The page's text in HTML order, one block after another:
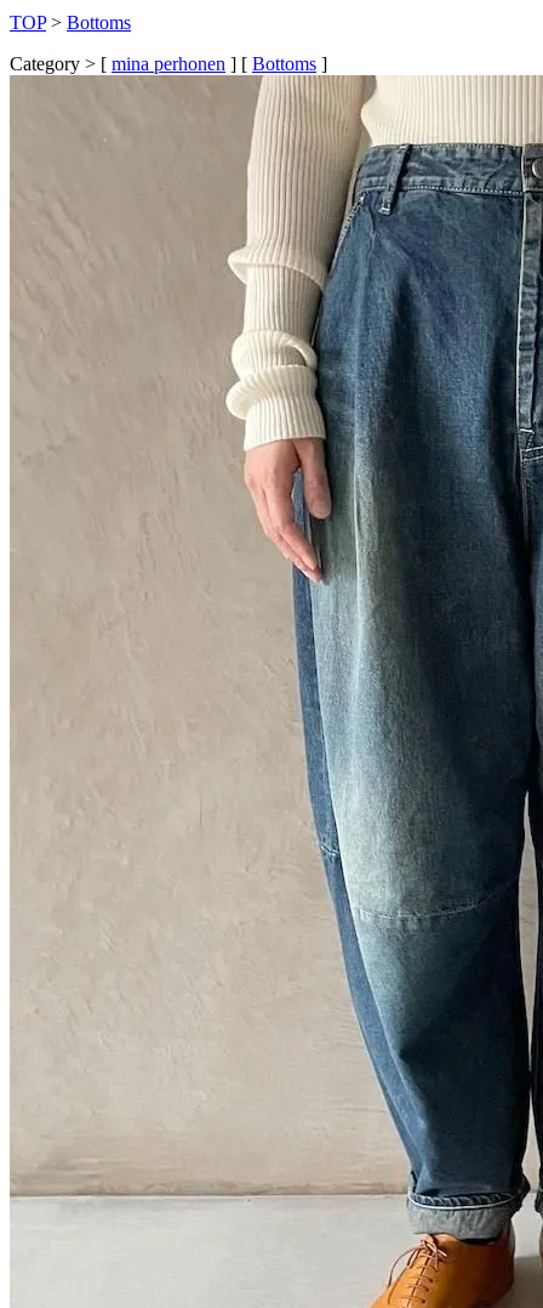
TOP > Bottoms
Category > [ mina perhonen ] [ Bottoms ]